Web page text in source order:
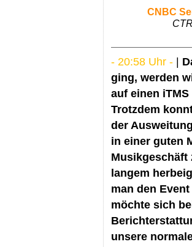
CNBC
- 20:58 Uhr - |
ging, werden
auf einen
Trotzdem
der
in einer guten
Musikgeschäft
langem
man den
möchte sich
unsere